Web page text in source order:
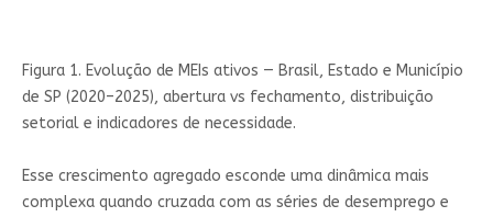
Figura 1. Evolução de MEIs ativos — Brasil, Estado e Município
de SP (2020–2025), abertura vs fechamento, distribuição
setorial e indicadores de necessidade.
Esse crescimento agregado esconde uma dinâmica mais
complexa quando cruzada com as séries de desemprego e